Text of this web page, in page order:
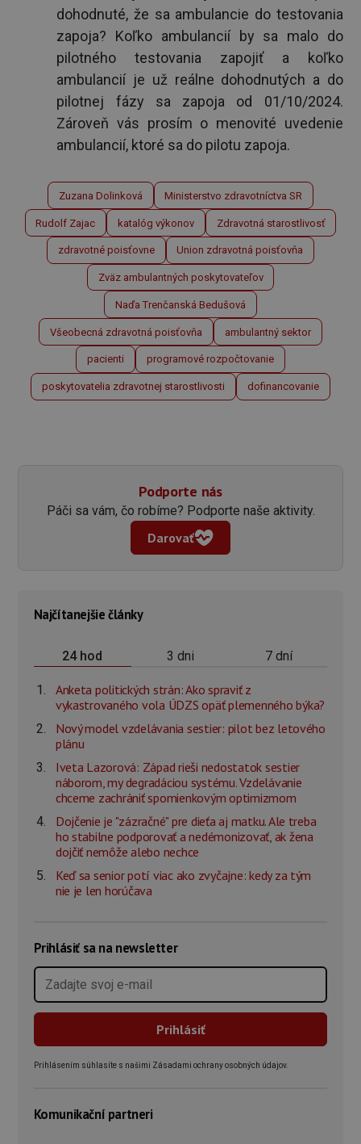
dohodnuté, že sa ambulancie do testovania
zapoja? Koľko ambulancií by sa malo do
pilotného testovania zapojiť a koľko
ambulancií je už reálne dohodnutých a do
pilotnej fázy sa zapoja od 01/10/2024.
Zároveň vás prosím o menovité uvedenie
ambulancií, ktoré sa do pilotu zapoja.
Zuzana Dolinková Ministerstvo zdravotníctva SR
Rudolf Zajac katalóg výkonov Zdravotná starostlivosť
zdravotné poisťovne Union zdravotná poisťovňa
Zväz ambulantných poskytovateľov
Naďa Trenčanská Bedušová
Všeobecná zdravotná poisťovňa ambulantný sektor
pacienti programové rozpočtovanie
poskytovatelia zdravotnej starostlivosti dofinancovanie
Podporte nás
Páči sa vám, čo robíme? Podporte naše aktivity.
Darovať
Najčítanejšie články
24 hod 3 dni 7 dní
Anketa politických strán: Ako spraviť z
vykastrovaného vola ÚDZS opäť plemenného býka?
Nový model vzdelávania sestier: pilot bez letového
plánu
Iveta Lazorová: Západ rieši nedostatok sestier
náborom, my degradáciou systému. Vzdelávanie
chceme zachrániť spomienkovým optimizmom
Dojčenie je "zázračné" pre dieťa aj matku. Ale treba
ho stabilne podporovať a nedémonizovať, ak žena
dojčiť nemôže alebo nechce
Keď sa senior potí viac ako zvyčajne: kedy za tým
nie je len horúčava
Prihlásiť sa na newsletter
Prihlásením súhlasíte s našimi Zásadami ochrany osobných údajov.
Komunikační partneri